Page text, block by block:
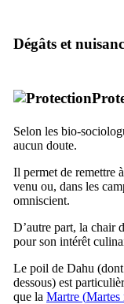
Dégâts et
Selon les bio-
aucun doute.
Il permet de remettre
venu ou, dans les
omniscient.
D’autre part, la chair
pour son intérêt
Le poil de Dahu
dessous) est
que la Martre (Martes